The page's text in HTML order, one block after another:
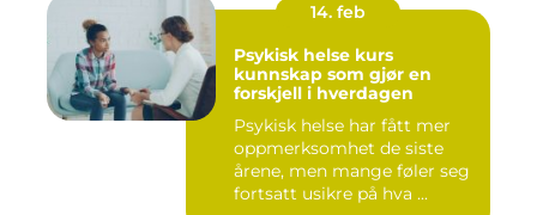
14. feb
Psykisk helse kurs
kunnskap som gjør en
forskjell i hverdagen
Psykisk helse har fått mer
oppmerksomhet de siste
årene, men mange føler seg
fortsatt usikre på hva ...